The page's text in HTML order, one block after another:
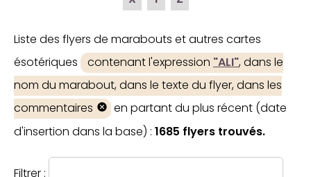
Liste des flyers de marabouts et autres cartes
ésotériques
contenant l'expression "ALI", dans le
nom du marabout, dans le texte du flyer, dans les
commentaires
en partant du plus récent (date
d'insertion dans la base) : 1685 flyers trouvés.
Filtrer :